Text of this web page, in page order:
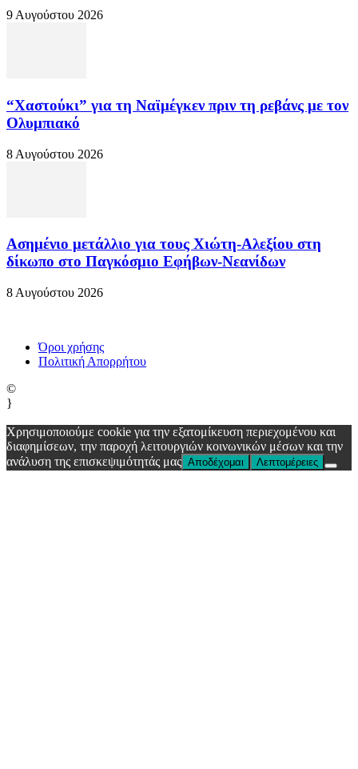
9 Αυγούστου 2026
“Χαστούκι” για τη Ναϊμέγκεν πριν τη ρεβάνς με τον
Ολυμπιακό
8 Αυγούστου 2026
Ασημένιο μετάλλιο για τους Χιώτη-Αλεξίου στη
δίκωπο στο Παγκόσμιο Εφήβων-Νεανίδων
8 Αυγούστου 2026
Όροι χρήσης
Πολιτική Απορρήτου
©
}
Χρησιμοποιούμε cookie για την εξατομίκευση περιεχομένου και
διαφημίσεων, την παροχή λειτουργιών κοινωνικών μέσων και την
ανάλυση της επισκεψιμότητάς μας Αποδέχομαι Λεπτομέρειες